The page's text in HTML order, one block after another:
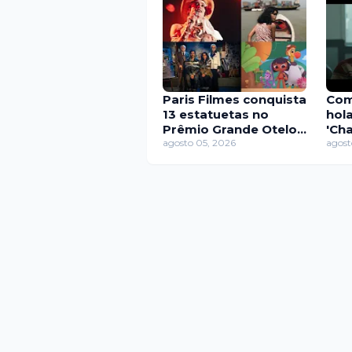
Paris Filmes conquista
13 estatuetas no
Prêmio Grande Otelo
2026
agosto 05, 2026